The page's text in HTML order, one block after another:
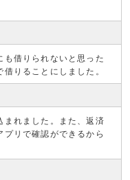
も借りられないと思った
りることにしました。
まれました。また、返済
リで確認ができるから